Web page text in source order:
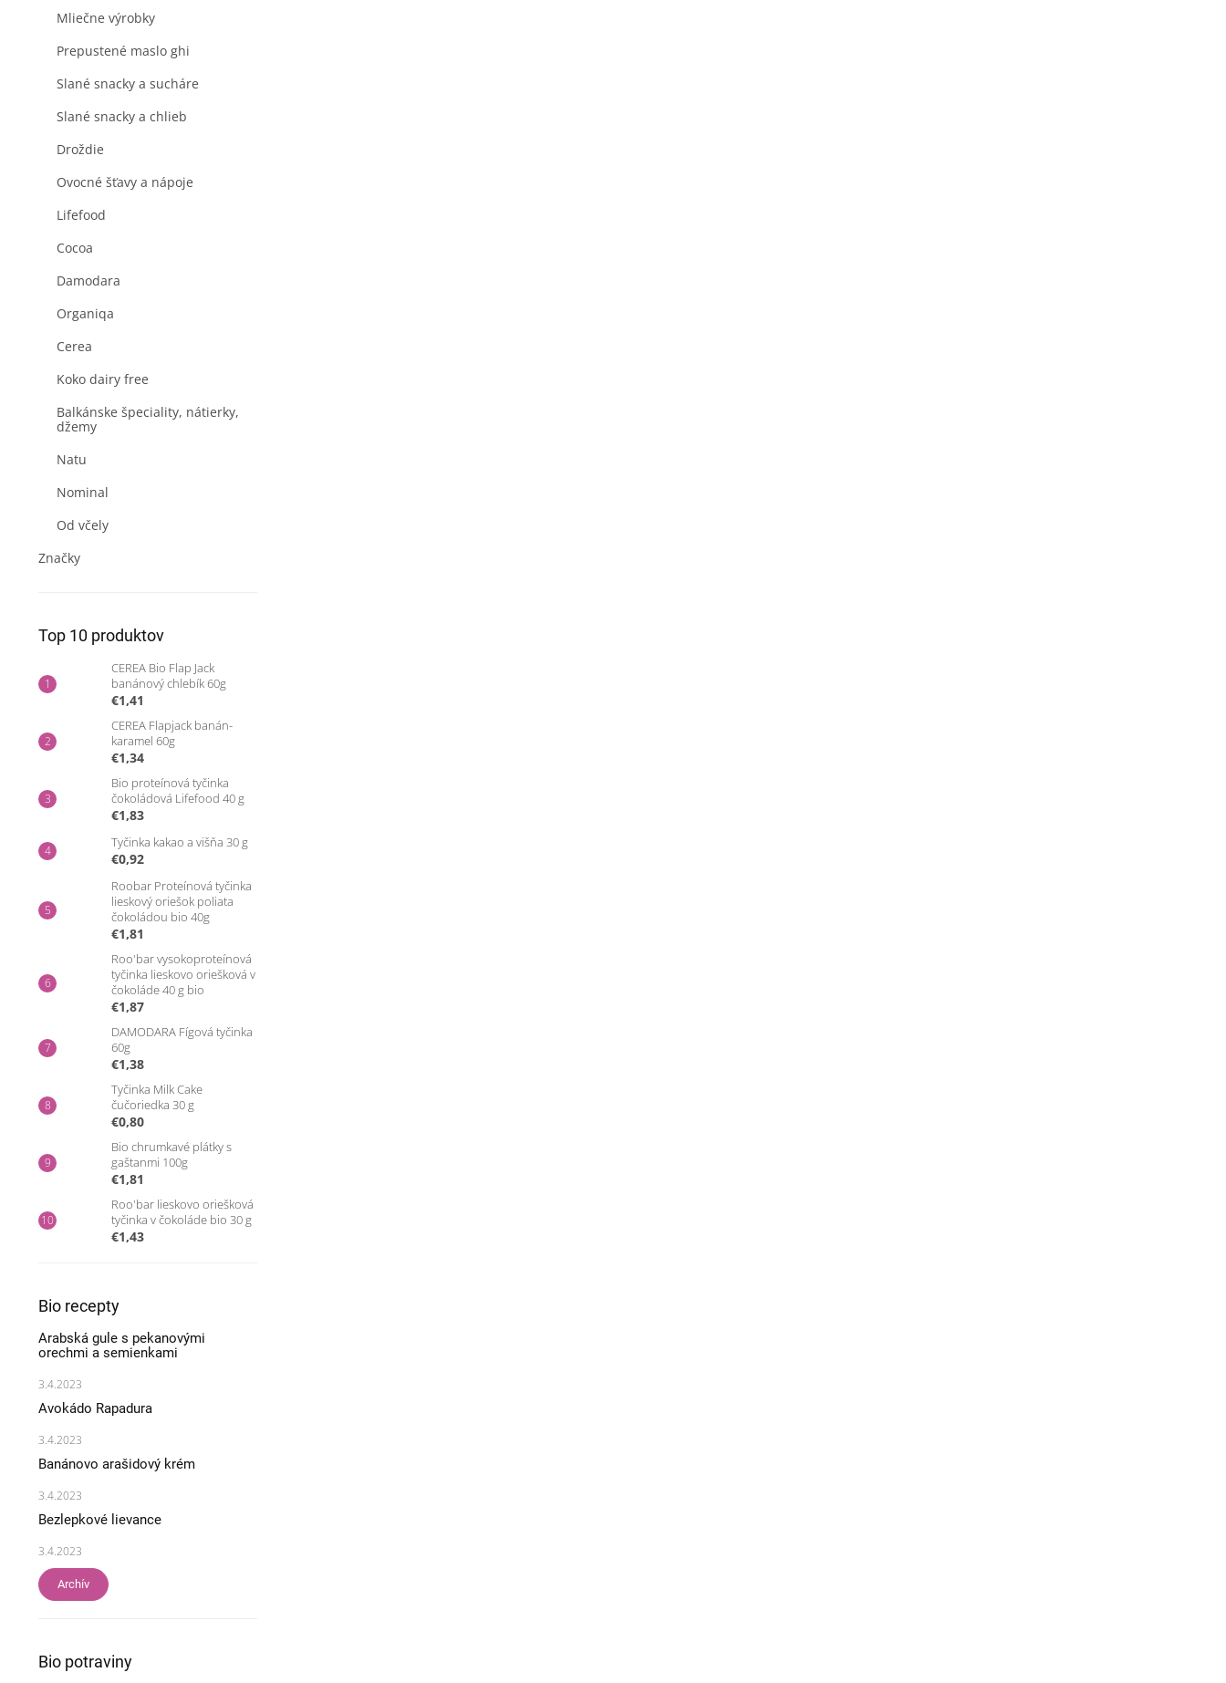
Mliečne výrobky
Prepustené maslo ghi
Slané snacky a sucháre
Slané snacky a chlieb
Droždie
Ovocné šťavy a nápoje
Lifefood
Cocoa
Damodara
Organiqa
Cerea
Koko dairy free
Balkánske špeciality, nátierky,
džemy
Natu
Nominal
Od včely
Značky
Top 10 produktov
CEREA Bio Flap Jack
banánový chlebík 60g
€1,41
CEREA Flapjack banán-
karamel 60g
€1,34
Bio proteínová tyčinka
čokoládová Lifefood 40 g
€1,83
Tyčinka kakao a višňa 30 g
€0,92
Roobar Proteínová tyčinka
lieskový oriešok poliata
čokoládou bio 40g
€1,81
Roo'bar vysokoproteínová
tyčinka lieskovo oriešková v
čokoláde 40 g bio
€1,87
DAMODARA Fígová tyčinka
60g
€1,38
Tyčinka Milk Cake
čučoriedka 30 g
€0,80
Bio chrumkavé plátky s
gaštanmi 100g
€1,81
Roo'bar lieskovo oriešková
tyčinka v čokoláde bio 30 g
€1,43
Bio recepty
Arabská gule s pekanovými
orechmi a semienkami
3.4.2023
Avokádo Rapadura
3.4.2023
Banánovo arašidový krém
3.4.2023
Bezlepkové lievance
3.4.2023
Archív
Bio potraviny